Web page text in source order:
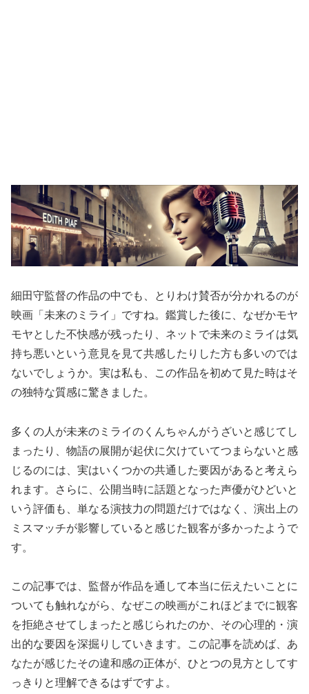
細田守監督の作品の中でも、とりわけ賛否が分かれるのが
映画「未来のミライ」ですね。鑑賞した後に、なぜかモヤ
モヤとした不快感が残ったり、ネットで未来のミライは気
持ち悪いという意見を見て共感したりした方も多いのでは
ないでしょうか。実は私も、この作品を初めて見た時はそ
の独特な質感に驚きました。
多くの人が未来のミライのくんちゃんがうざいと感じてし
まったり、物語の展開が起伏に欠けていてつまらないと感
じるのには、実はいくつかの共通した要因があると考えら
れます。さらに、公開当時に話題となった声優がひどいと
いう評価も、単なる演技力の問題だけではなく、演出上の
ミスマッチが影響していると感じた観客が多かったようで
す。
この記事では、監督が作品を通して本当に伝えたいことに
ついても触れながら、なぜこの映画がこれほどまでに観客
を拒絶させてしまったと感じられたのか、その心理的・演
出的な要因を深掘りしていきます。この記事を読めば、あ
なたが感じたその違和感の正体が、ひとつの見方としてす
っきりと理解できるはずですよ。